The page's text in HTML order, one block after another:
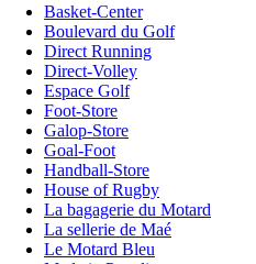
Basket-Center
Boulevard du Golf
Direct Running
Direct-Volley
Espace Golf
Foot-Store
Galop-Store
Goal-Foot
Handball-Store
House of Rugby
La bagagerie du Motard
La sellerie de Maé
Le Motard Bleu